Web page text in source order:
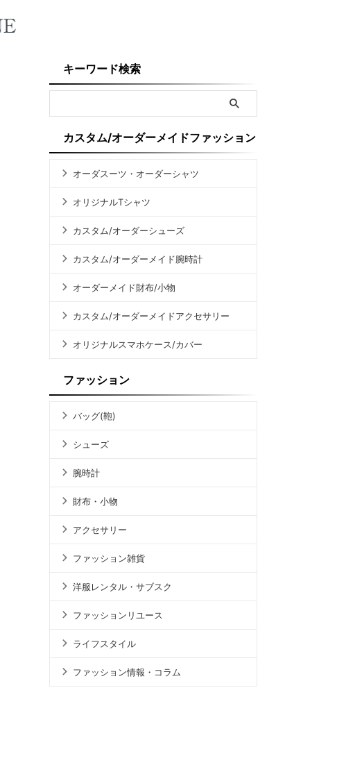
キーワード検索
カスタム/オーダーメイドファッション
オーダスーツ・オーダーシャツ
オリジナルTシャツ
カスタム/オーダーシューズ
カスタム/オーダーメイド腕時計
オーダーメイド財布/小物
カスタム/オーダーメイドアクセサリー
オリジナルスマホケース/カバー
ファッション
バッグ(鞄)
シューズ
腕時計
財布・小物
アクセサリー
ファッション雑貨
洋服レンタル・サブスク
ファッションリユース
ライフスタイル
ファッション情報・コラム